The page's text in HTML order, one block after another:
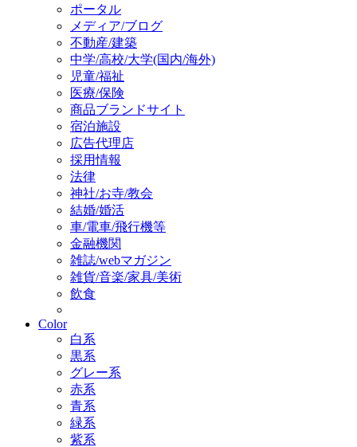
ポータル
メディア/ブログ
不動産/建築
中学/高校/大学(国内/海外)
児童/福祉
医療/保険
商品ブランドサイト
宿泊施設
広告代理店
採用情報
法律
神社/お寺/教会
結婚/婚活
車/電車/飛行機等
金融機関
雑誌/webマガジン
雑貨/音楽/家具/美術
飲食
Color
白系
黒系
グレー系
赤系
青系
緑系
紫系